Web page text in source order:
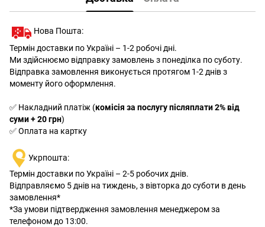
Нова Пошта:
Термін доставки по Україні – 1-2 робочі дні.
Ми здійснюємо відправку замовлень з понеділка по суботу.
Відправка замовлення виконується протягом 1-2 днів з
моменту його оформлення.
✅ Накладний платіж (комісія за послугу післяплати 2% від
суми + 20 грн)
✅ Оплата на картку
Укрпошта:
Термін доставки по Україні – 2-5 робочих днів.
Відправляємо 5 днів на тиждень, з вівторка до суботи в день
замовлення*
*За умови підтвердження замовлення менеджером за
телефоном до 13:00.